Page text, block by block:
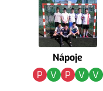
Nápoje
P
V P V V